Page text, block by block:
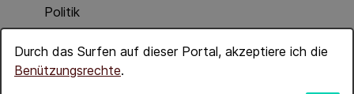
Durch das Surfen auf dieser Portal, akzeptiere ich die
Benützungsrechte.
Politik
Wirtschaft